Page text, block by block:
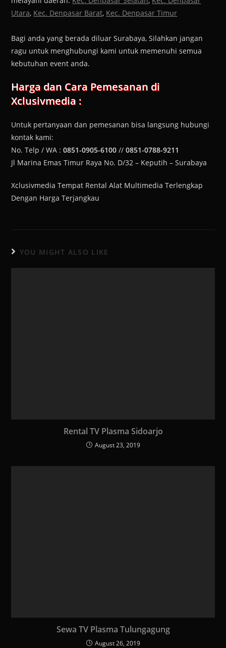
Utara, Kec. Denpasar Barat, Kec. Denpasar Timur
Bagi anda yang berada diluar Surabaya, Silahkan jangan
ragu untuk menghubungi kami untuk memenuhi semua
kebutuhan event anda.
Harga dan Cara Pemesanan di
Xclusivmedia :
Untuk pertanyaan dan pemesanan bisa langsung hubungi
kontak kami:
No. Telp / WA :0851-0905-6100 //0851-0788-9211
Jl Marina Emas Timur Raya No. D/32 – Keputih – Surabaya
Xclusivmedia Tempat Rental Alat Multimedia Terlengkap
Dengan Harga Terjangkau
YOU MIGHT ALSO LIKE
Rental TV Plasma Sidoarjo
August 23, 2019
Sewa TV Plasma Tulungagung
August 26, 2019